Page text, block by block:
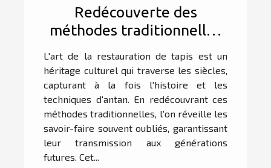
Redécouverte des
méthodes traditionnelles
L'art de la restauration de tapis est un
héritage culturel qui traverse les siècles,
capturant à la fois l'histoire et les
techniques d'antan. En redécouvrant ces
méthodes traditionnelles, l'on réveille les
savoir-faire souvent oubliés, garantissant
leur transmission aux générations
futures. Cet...